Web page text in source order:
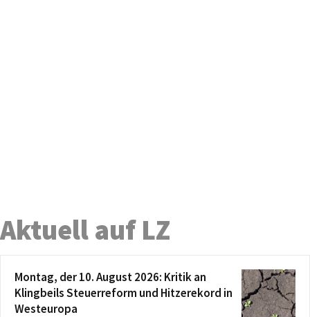
Aktuell auf LZ
Montag, der 10. August 2026: Kritik an
Klingbeils Steuerreform und Hitzerekord in
Westeuropa